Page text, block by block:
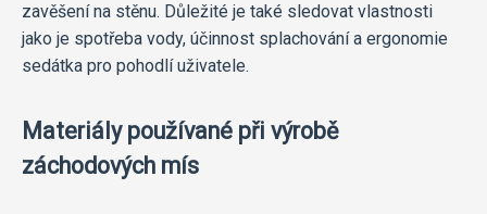
zavěšení na stěnu. Důležité je také sledovat vlastnosti
jako je spotřeba vody, účinnost splachování a ergonomie
sedátka pro pohodlí uživatele.
Materiály používané při výrobě
záchodových mís